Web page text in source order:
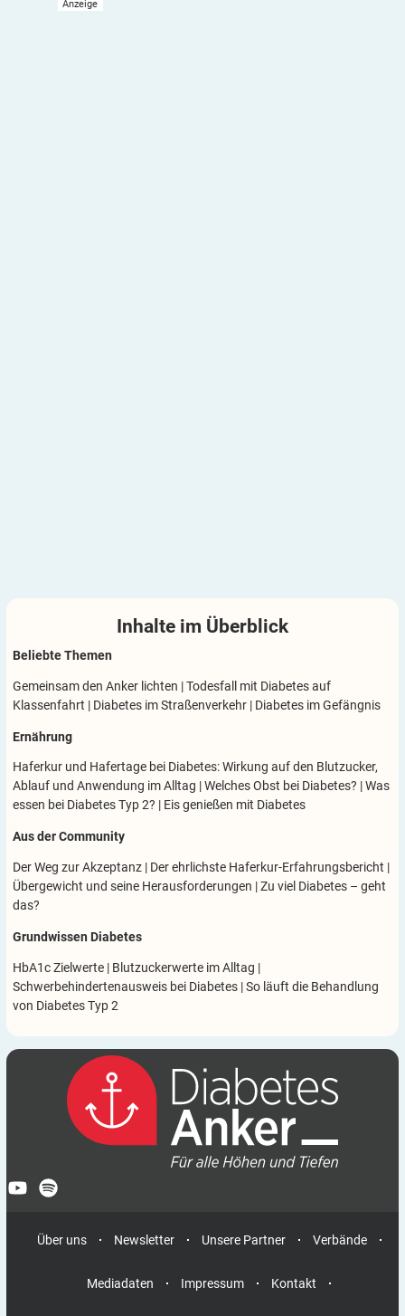
Inhalte im Überblick
Beliebte Themen
Gemeinsam den Anker lichten |Todesfall mit Diabetes auf
Klassenfahrt | Diabetes im Straßenverkehr | Diabetes im Gefängnis
Ernährung
Haferkur und Hafertage bei Diabetes: Wirkung auf den Blutzucker,
Ablauf und Anwendung im Alltag |Welches Obst bei Diabetes? |Was
essen bei Diabetes Typ 2? | Eis genießen mit Diabetes
Aus der Community
Der Weg zur Akzeptanz | Der ehrlichste Haferkur-Erfahrungsbericht |
Übergewicht und seine Herausforderungen |Zu viel Diabetes – geht
das?
Grundwissen Diabetes
HbA1c Zielwerte | Blutzuckerwerte im Alltag |
Schwerbehindertenausweis bei Diabetes |So läuft die Behandlung
von Diabetes Typ 2
Über uns Newsletter Unsere Partner Verbände
Mediadaten Impressum Kontakt